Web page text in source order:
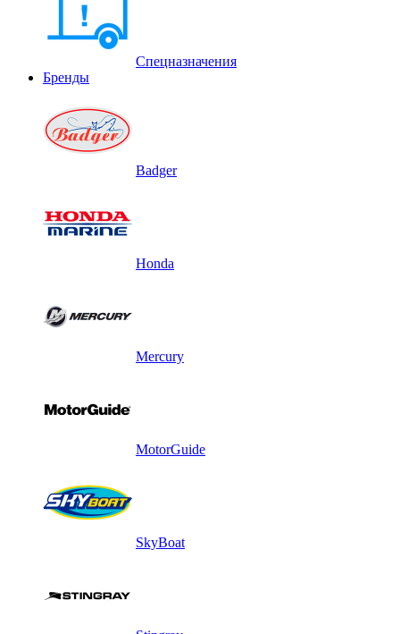
Спецназначения
Бренды
Badger
Honda
Mercury
MotorGuide
SkyBoat